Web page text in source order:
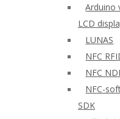
Arduino
LCD
LUNAS
NFC
NFC
NFC-
SDK